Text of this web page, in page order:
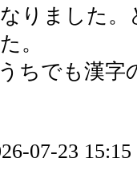
りました
。
ちでも漢字
07-23